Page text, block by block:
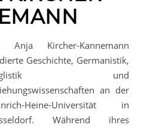
Geschichte, Germanistik,
und
an der
Heine-Universität in
Während ihres